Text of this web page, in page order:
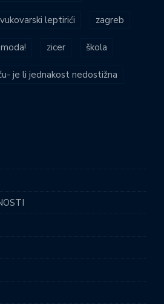
vukovarski leptirići zagreb
zicer škola
je li jednakost nedostižna